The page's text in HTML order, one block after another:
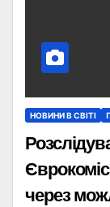
НОВИНИ В СВІТІ
через